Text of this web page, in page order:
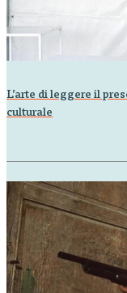
L’arte di leggere il
culturale